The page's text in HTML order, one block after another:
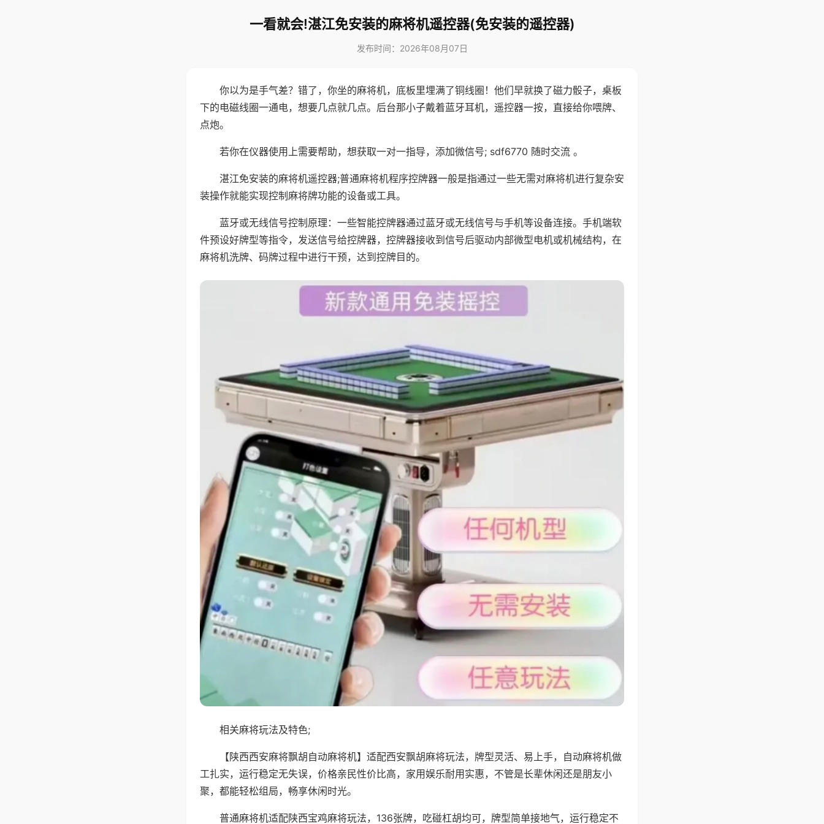
一看就会!湛江免安装的麻将机遥控器(免安装的遥控器)
发布时间：2026年08月07日
你以为是手气差？错了，你坐的麻将机，底板里埋满了铜线圈！他们早就换了磁力骰子，桌板
下的电磁线圈一通电，想要几点就几点。后台那小子戴着蓝牙耳机，遥控器一按，直接给你喂牌、
点炮。
若你在仪器使用上需要帮助，想获取一对一指导，添加微信号; sdf6770 随时交流 。
湛江免安装的麻将机遥控器;普通麻将机程序控牌器一般是指通过一些无需对麻将机进行复杂安
装操作就能实现控制麻将牌功能的设备或工具。
蓝牙或无线信号控制原理：一些智能控牌器通过蓝牙或无线信号与手机等设备连接。手机端软
件预设好牌型等指令，发送信号给控牌器，控牌器接收到信号后驱动内部微型电机或机械结构，在
麻将机洗牌、码牌过程中进行干预，达到控牌目的。
相关麻将玩法及特色;
【陕西西安麻将飘胡自动麻将机】适配西安飘胡麻将玩法，牌型灵活、易上手，自动麻将机做
工扎实，运行稳定无失误，价格亲民性价比高，家用娱乐耐用实惠，不管是长辈休闲还是朋友小
聚，都能轻松组局，畅享休闲时光。
普通麻将机适配陕西宝鸡麻将玩法，136张牌，吃碰杠胡均可，牌型简单接地气，运行稳定不